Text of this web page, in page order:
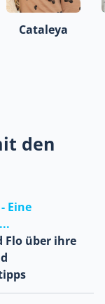
Cataleya
den
Eine
Flo über ihre